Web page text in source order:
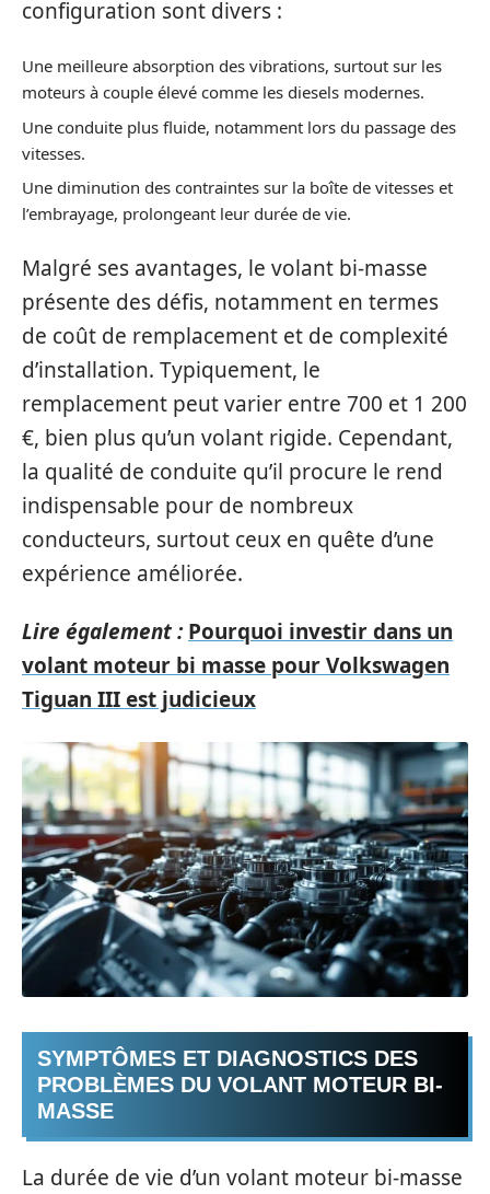
configuration sont divers :
Une meilleure absorption des vibrations, surtout sur les
moteurs à couple élevé comme les diesels modernes.
Une conduite plus fluide, notamment lors du passage des
vitesses.
Une diminution des contraintes sur la boîte de vitesses et
l’embrayage, prolongeant leur durée de vie.
Malgré ses avantages, le volant bi-masse
présente des défis, notamment en termes
de coût de remplacement et de complexité
d’installation. Typiquement, le
remplacement peut varier entre 700 et 1 200
€, bien plus qu’un volant rigide. Cependant,
la qualité de conduite qu’il procure le rend
indispensable pour de nombreux
conducteurs, surtout ceux en quête d’une
expérience améliorée.
Lire également : Pourquoi investir dans un
volant moteur bi masse pour Volkswagen
Tiguan III est judicieux
SYMPTÔMES ET DIAGNOSTICS DES
PROBLÈMES DU VOLANT MOTEUR BI-
MASSE
La durée de vie d’un volant moteur bi-masse